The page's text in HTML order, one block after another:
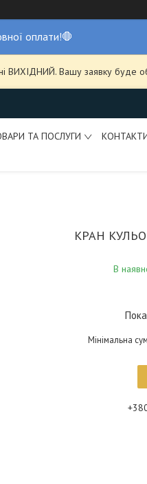
оплати!🛑
ВИХІДНИЙ. Вашу заявку
ТА ПОСЛУГИ
КРАН
В
Мінімальна